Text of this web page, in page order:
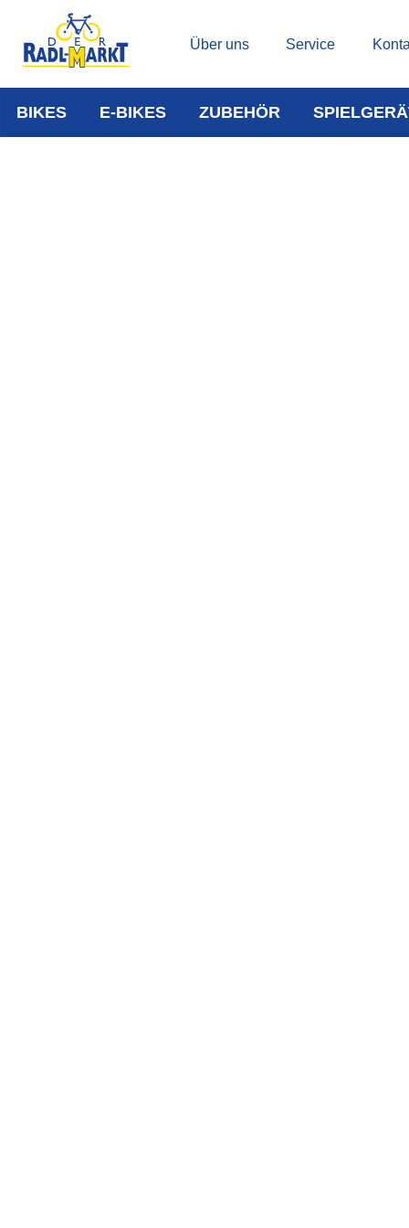
Über uns Service
BIKES E-BIKES ZUBEHÖR